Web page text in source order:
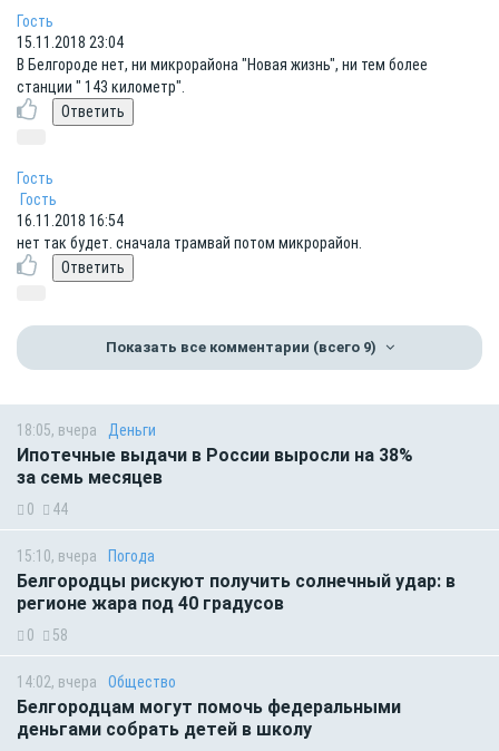
Гость
15.11.2018 23:04
В Белгороде нет, ни микрорайона "Новая жизнь", ни тем более
станции " 143 километр".
Гость
Гость
16.11.2018 16:54
нет так будет. сначала трамвай потом микрорайон.
Показать все комментарии (всего 9)
18:05, вчера Деньги
Ипотечные выдачи в России выросли на 38%
за семь месяцев
0 44
15:10, вчера Погода
Белгородцы рискуют получить солнечный удар: в
регионе жара под 40 градусов
0 58
14:02, вчера Общество
Белгородцам могут помочь федеральными
деньгами собрать детей в школу